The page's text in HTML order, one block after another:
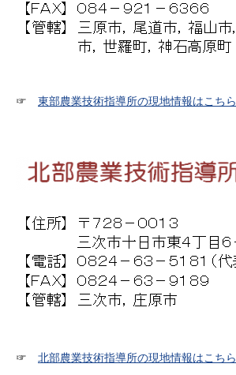
☞ 東部農業技術指導所の現地情報はこちら
☞ 北部農業技術指導所の現地情報はこちら